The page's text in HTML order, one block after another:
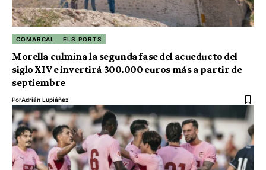
COMARCAL ELS PORTS
Morella culmina la segunda fase del acueducto del
siglo XIV e invertirá 300.000 euros más a partir de
septiembre
PorAdrián Lupiáñez